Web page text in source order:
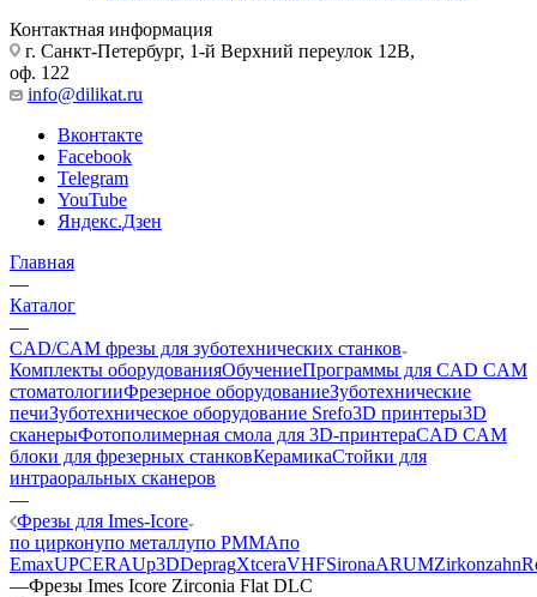
Контактная информация
г. Санкт-Петербург, 1-й Верхний переулок 12В,
оф. 122
info@dilikat.ru
Вконтакте
Facebook
Telegram
YouTube
Яндекс.Дзен
Главная
—
Каталог
—
CAD/CAM фрезы для зуботехнических станков
Комплекты оборудованияОбучениеПрограммы для CAD CAM
стоматологииФрезерное оборудованиеЗуботехнические
печиЗуботехническое оборудование Srefo3D принтеры3D
сканерыФотополимерная смола для 3D-принтераCAD CAM
блоки для фрезерных станковКерамикаСтойки для
интраоральных сканеров
—
Фрезы для Imes-Icore
по цирконупо металлупо PMMAпо
EmaxUPCERAUp3DDepragXtceraVHFSironaARUMZirkonzahn
—Фрезы Imes Icore Zirconia Flat DLC